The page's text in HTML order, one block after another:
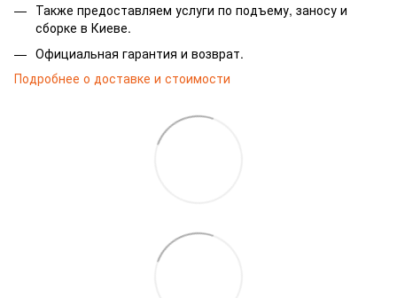
Также предоставляем услуги по подъему, заносу и
сборке в Киеве.
Официальная гарантия и возврат.
Подробнее о доставке и стоимости